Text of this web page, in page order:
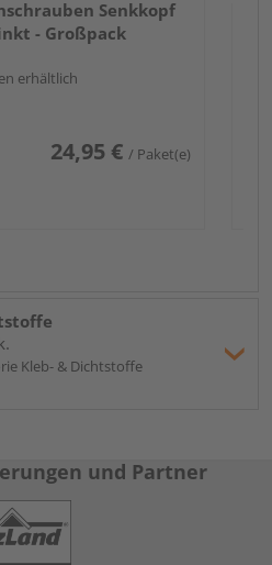
Senkkopf
- Großpack
erhältlich
24,95 € / Paket(e)
Kleb- & Dichtstoffe
und Partner